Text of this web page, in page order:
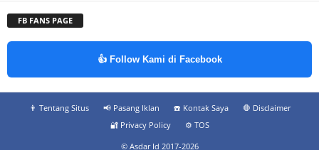
FB FANS PAGE
👍 Follow Kami di Facebook
👨‍ Tentang Situs 📢 Pasang Iklan ☎️ Kontak Saya
🛑 Disclaimer
🔐 Privacy Policy
⚙️ TOS
© Asdar Id 2017-2026